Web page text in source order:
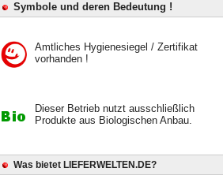
Symbole und deren Bedeutung !
Amtliches Hygienesiegel / Zertifikat
vorhanden !
Dieser Betrieb nutzt ausschließlich
Produkte aus Biologischen Anbau.
Was bietet LIEFERWELTEN.DE?